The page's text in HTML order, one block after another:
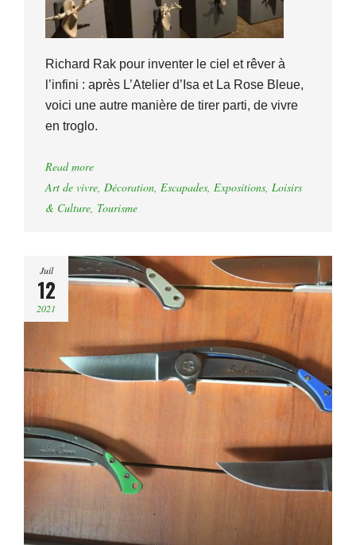
Richard Rak pour inventer le ciel et rêver à
l’infini : après L’Atelier d’Isa et La Rose Bleue,
voici une autre manière de tirer parti, de vivre
en troglo.
Read more
Art de vivre, Décoration, Escapades, Expositions, Loisirs
& Culture, Tourisme
Juil
12
2021